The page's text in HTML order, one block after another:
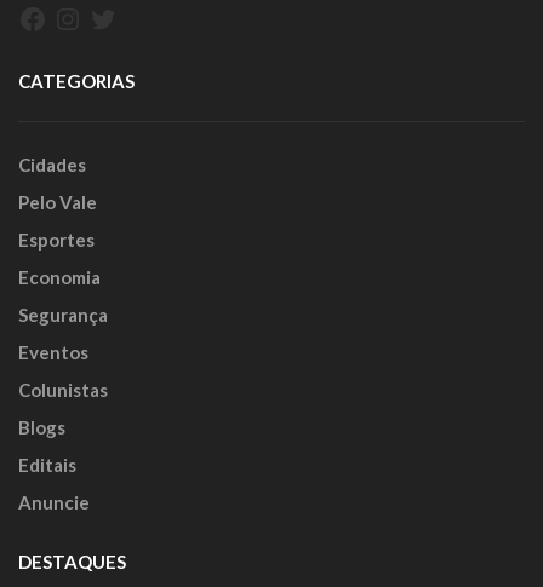
CATEGORIAS
Cidades
Pelo Vale
Esportes
Economia
Segurança
Eventos
Colunistas
Blogs
Editais
Anuncie
DESTAQUES